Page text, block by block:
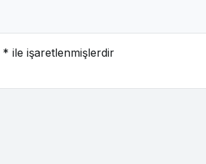
* ile işaretlenmişlerdir